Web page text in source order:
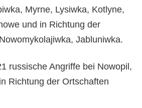
Myrne, Lysiwka, Kotlyne,
und in Richtung der
Jabluniwka.
russische Angriffe bei Nowopil,
Richtung der Ortschaften